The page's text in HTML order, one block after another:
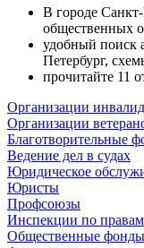
В городе
общественных
удобный поиск
Петербург,
прочитайте 11
Организации
Организации
Благотворительные
Ведение дел в судах
Юридическое
Юристы
Профсоюзы
Инспекции по правам
Общественные фонды